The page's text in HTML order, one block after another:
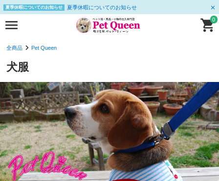
夏季休暇についてのお知らせ 夏季休暇についてのお知らせ
0
全商品 Pet Queen
犬服